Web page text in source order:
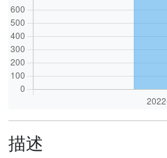
描述